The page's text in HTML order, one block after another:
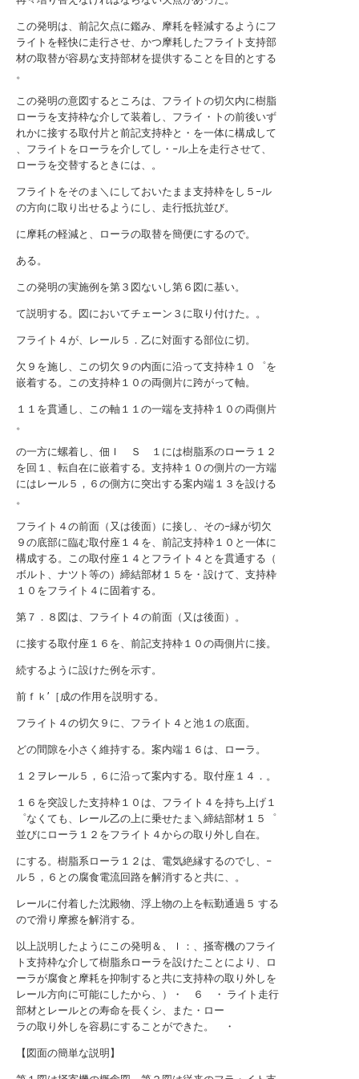
この発明は、前記欠点に鑑み、摩耗を軽減するようにフ
ライトを軽快に走行させ、かつ摩耗したフライト支持部
材の取替が容易な支持部材を提供することを目的とする
。
この発明の意図するところは、フライトの切欠内に樹脂
ローラを支持枠な介して装着し、フライ・トの前後いず
れかに接する取付片と前記支持枠と・を一体に構成して
、フライトをローラを介してし・−ル上を走行させて、
ローラを交替するときには、。
フライトをそのま＼にしておいたまま支持枠をし５−ル
の方向に取り出せるようにし、走行抵抗並び。
に摩耗の軽減と、ローラの取替を簡便にするので。
ある。
この発明の実施例を第３図ないし第６図に基い。
て説明する。図においてチェーン３に取り付けた。。
フライト４が、レール５．乙に対面する部位に切。
欠９を施し、この切欠９の内面に沿って支持枠１０゜を
嵌着する。この支持枠１０の両側片に跨がって軸。
１１を貫通し、この軸１１の一端を支持枠１０の両側片
。
の一方に螺着し、佃Ｉ Ｓ １には樹脂系のローラ１２
を回１、転自在に嵌着する。支持枠１０の側片の一方端
にはレール５，６の側方に突出する案内端１３を設ける
。
フライト４の前面（又は後面）に接し、その−縁が切欠
９の底部に臨む取付座１４を、前記支持枠１０と一体に
構成する。この取付座１４とフライト４とを貫通する（
ボルト、ナツト等の）締結部材１５を・設けて、支持枠
１０をフライト４に固着する。
第７．８図は、フライト４の前面（又は後面）。
に接する取付座１６を、前記支持枠１０の両側片に接。
続するように設けた例を示す。
前ｆｋ’［成の作用を説明する。
フライト４の切欠９に、フライト４と池１の底面。
どの間隙を小さく維持する。案内端１６は、ローラ。
１２ヲレール５，６に沿って案内する。取付座１４．。
１６を突設した支持枠１０は、フライト４を持ち上げ１
゜なくても、レール乙の上に乗せたま＼締結部材１５゜
並びにローラ１２をフライト４からの取り外し自在。
にする。樹脂系ローラ１２は、電気絶縁するのでし、−
ル５，６との腐食電流回路を解消すると共に、。
レールに付着した沈殿物、浮上物の上を転勤通過５ する
ので滑り摩擦を解消する。
以上説明したようにこの発明＆、ｌ：、掻寄機のフライ
ト支持枠な介して樹脂糸ローラを設けたことにより、ロ
ーラが腐食と摩耗を抑制すると共に支持枠の取り外しを
レール方向に可能にしたから、）・ ６ ・ ライト走行
部材とレールとの寿命を長くシ、また・ロー
ラの取り外しを容易にすることができた。 ・
【図面の簡単な説明】